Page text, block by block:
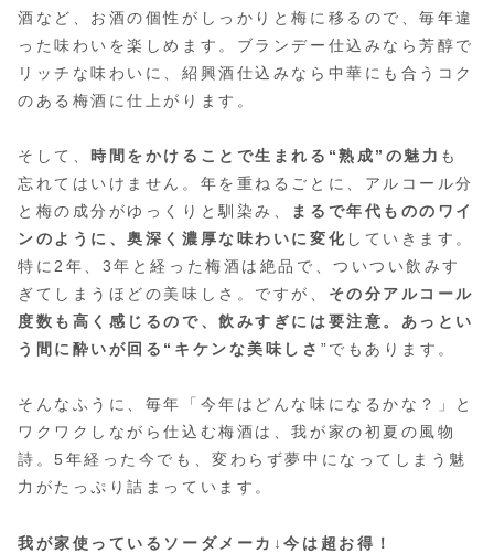
酒など、お酒の個性がしっかりと梅に移るので、毎年違
った味わいを楽しめます。ブランデー仕込みなら芳醇で
リッチな味わいに、紹興酒仕込みなら中華にも合うコク
のある梅酒に仕上がります。
そして、 時間をかけることで生まれる“熟成”の魅力 も
忘れてはいけません。年を重ねるごとに、アルコール分
と梅の成分がゆっくりと馴染み、
まるで年代もののワイ
ンのように、奥深く濃厚な味わいに変化 していきます。
特に2年、3年と経った梅酒は絶品で、ついつい飲みす
ぎてしまうほどの美味しさ。ですが、 その分アルコール
度数も高く感じるので、飲みすぎには要注意。あっとい
う間に酔いが回る“キケンな美味しさ ”でもあります。
そんなふうに、毎年「今年はどんな味になるかな？」と
ワクワクしながら仕込む梅酒は、我が家の初夏の風物
詩。5年経った今でも、変わらず夢中になってしまう魅
力がたっぷり詰まっています。
我が家使っているソーダメーカ↓今は超お得！